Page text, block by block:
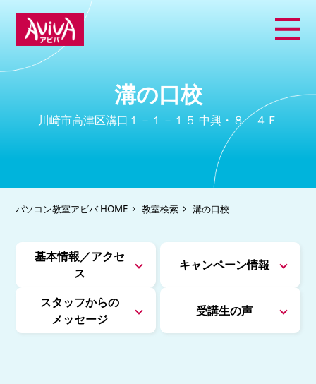
溝の口校
川崎市高津区溝口１－１－１５ 中興・８ ４Ｆ
パソコン教室アビバ HOME 教室検索 溝の口校
基本情報／アクセ
ス
キャンペーン情報
スタッフからの
メッセージ
受講生の声